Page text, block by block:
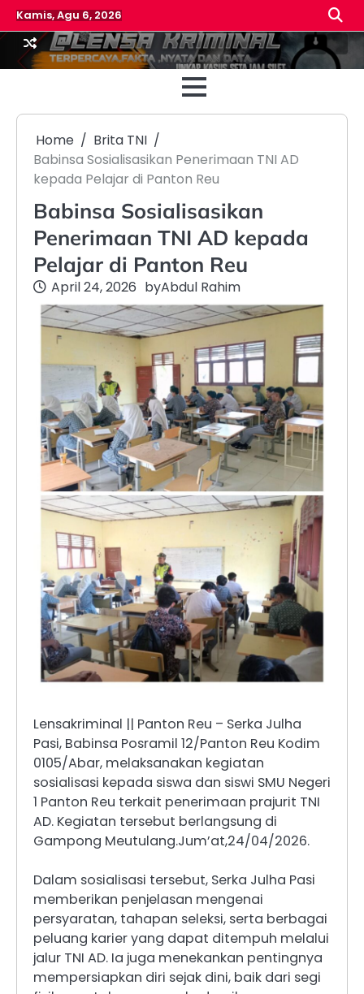
Skip
to
content
Kamis, Agu 6, 2026
Beranda
Home
Brita TNI
Babinsa Sosialisasikan Penerimaan TNI AD
kepada Pelajar di Panton Reu
Babinsa Sosialisasikan
Penerimaan TNI AD kepada
Pelajar di Panton Reu
April 24, 2026 byAbdul Rahim
Lensakriminal || Panton Reu – Serka Julha
Pasi, Babinsa Posramil 12/Panton Reu Kodim
0105/Abar, melaksanakan kegiatan
sosialisasi kepada siswa dan siswi SMU Negeri
1 Panton Reu terkait penerimaan prajurit TNI
AD. Kegiatan tersebut berlangsung di
Gampong Meutulang.Jum’at,24/04/2026.
Dalam sosialisasi tersebut, Serka Julha Pasi
memberikan penjelasan mengenai
persyaratan, tahapan seleksi, serta berbagai
peluang karier yang dapat ditempuh melalui
jalur TNI AD. Ia juga menekankan pentingnya
mempersiapkan diri sejak dini, baik dari segi